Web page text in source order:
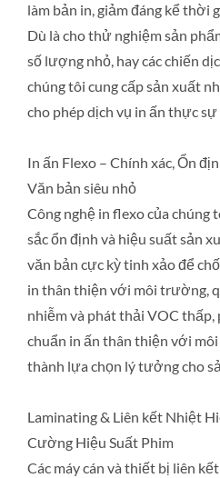
làm bản in, giảm đáng kể thời
Dù là cho thử nghiệm sản
số lượng nhỏ, hay các chiến
chúng tôi cung cấp sản xuất
cho phép dịch vụ in ấn thực
In ấn Flexo – Chính xác, Ổn
Văn bản siêu nhỏ
Công nghệ in flexo của chúng
sắc ổn định và hiệu suất sản
văn bản cực kỳ tinh xảo để
in thân thiện với môi trường,
nhiễm và phát thải VOC thấp,
chuẩn in ấn thân thiện với
thành lựa chọn lý tưởng cho
Laminating & Liên kết Nhiệt
Cường Hiệu Suất Phim
Các máy cán và thiết bị liên